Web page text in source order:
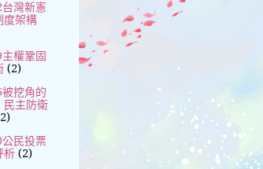
灣新憲
度架構
權鞏固
(2)
挖角的
民主防衛
民投票
析 (2)